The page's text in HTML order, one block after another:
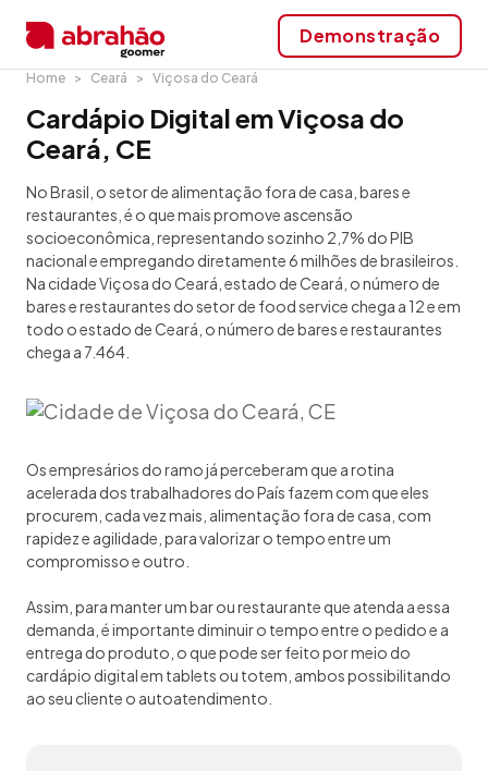
Demonstração
Home Ceará Viçosa do Ceará
Cardápio Digital em Viçosa do
Ceará, CE
No Brasil, o setor de alimentação fora de casa, bares e
restaurantes, é o que mais promove ascensão
socioeconômica, representando sozinho 2,7% do PIB
nacional e empregando diretamente 6 milhões de brasileiros.
Na cidade Viçosa do Ceará, estado de Ceará, o número de
bares e restaurantes do setor de food service chega a 12 e em
todo o estado de Ceará, o número de bares e restaurantes
chega a 7.464.
Os empresários do ramo já perceberam que a rotina
acelerada dos trabalhadores do País fazem com que eles
procurem, cada vez mais, alimentação fora de casa, com
rapidez e agilidade, para valorizar o tempo entre um
compromisso e outro.
Assim, para manter um bar ou restaurante que atenda a essa
demanda, é importante diminuir o tempo entre o pedido e a
entrega do produto, o que pode ser feito por meio do
cardápio digital em tablets ou totem, ambos possibilitando
ao seu cliente o autoatendimento.